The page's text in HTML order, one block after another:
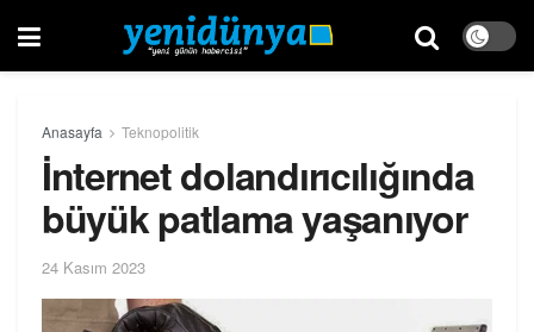
Anasayfa Teknopolitik
İnternet dolandırıcılığında
büyük patlama yaşanıyor
24 Kasım 2023